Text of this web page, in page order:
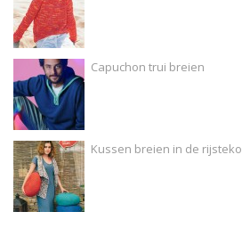
Capuchon trui breien
Kussen breien in de